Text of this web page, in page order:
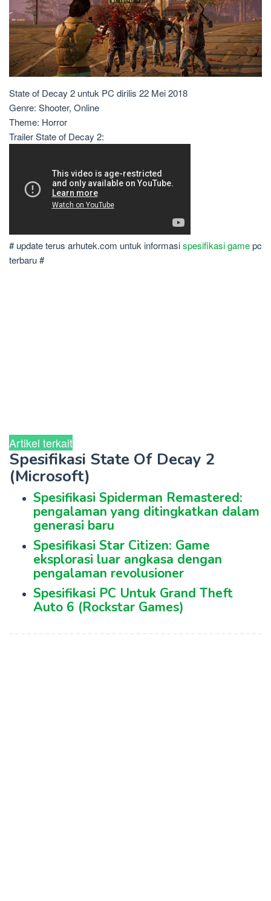
State of Decay 2 untuk PC dirilis 22 Mei 2018
Genre: Shooter, Online
Theme: Horror
Trailer State of Decay 2:
# update terus arhutek.com untuk informasispesifikasi gamepc
terbaru #
Artikel terkait
Spesifikasi State Of Decay 2
(Microsoft)
Spesifikasi Spiderman Remastered:
pengalaman yang ditingkatkan dalam
generasi baru
Spesifikasi Star Citizen: Game
eksplorasi luar angkasa dengan
pengalaman revolusioner
Spesifikasi PC Untuk Grand Theft
Auto 6 (Rockstar Games)